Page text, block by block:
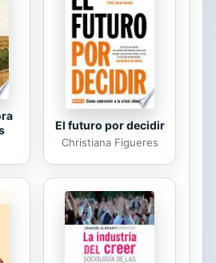
sociales en calidad
del proceso de
distribución y
consumo. La empresa debe...
El futuro por decidir
Christiana Figueres